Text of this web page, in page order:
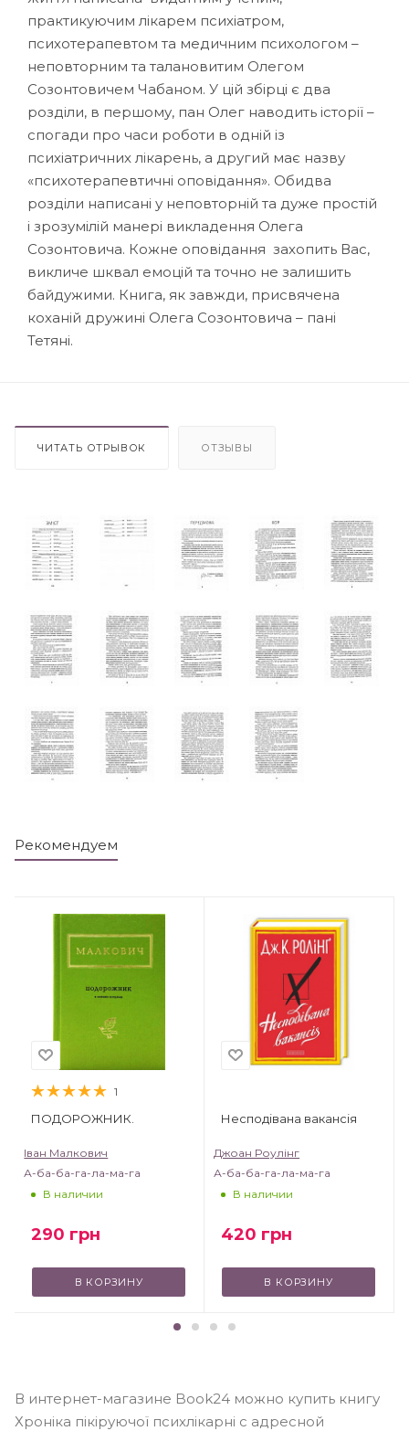
практикуючим лікарем психіатром,
психотерапевтом та медичним психологом –
неповторним та талановитим Олегом
Созонтовичем Чабаном. У цій збірці є два
розділи, в першому, пан Олег наводить історії –
спогади про часи роботи в одній із
психіатричних лікарень, а другий має назву
«психотерапевтичні оповідання». Обидва
розділи написані у неповторній та дуже простій
і зрозумілій манері викладення Олега
Созонтовича. Кожне оповідання захопить Вас,
викличе шквал емоцій та точно не залишить
байдужими. Книга, як завжди, присвячена
коханій дружині Олега Созонтовича – пані
Тетяні.
ЧИТАТЬ ОТРЫВОК ОТЗЫВЫ
Рекомендуем
1
ПОДОРОЖНИК.
Іван Малкович
А-ба-ба-га-ла-ма-га
В наличии
290 грн
В КОРЗИНУ
Несподівана вакансія
Джоан Роулінг
А-ба-ба-га-ла-ма-га
В наличии
420 грн
В КОРЗИНУ
В интернет-магазине Book24 можно купить книгу
Хроніка пікіруючої психлікарні с адресной